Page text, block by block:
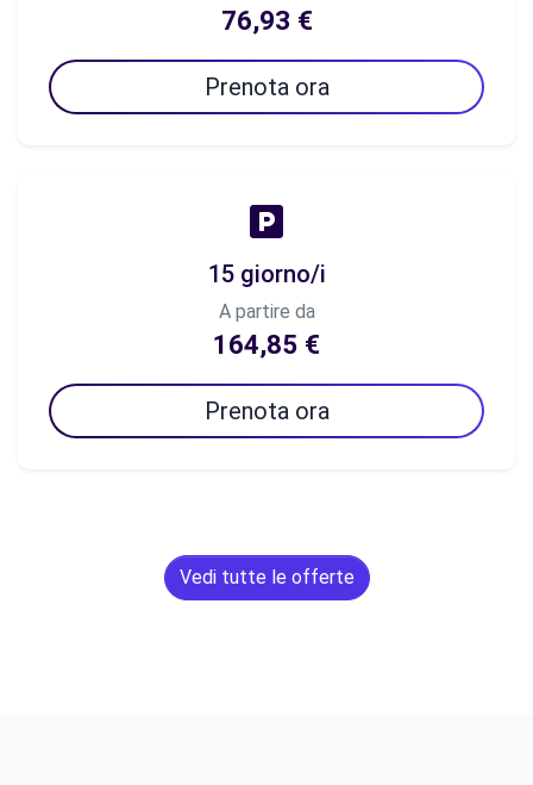
76,93 €
Prenota ora
15 giorno/i
A partire da
164,85 €
Prenota ora
Vedi tutte le offerte